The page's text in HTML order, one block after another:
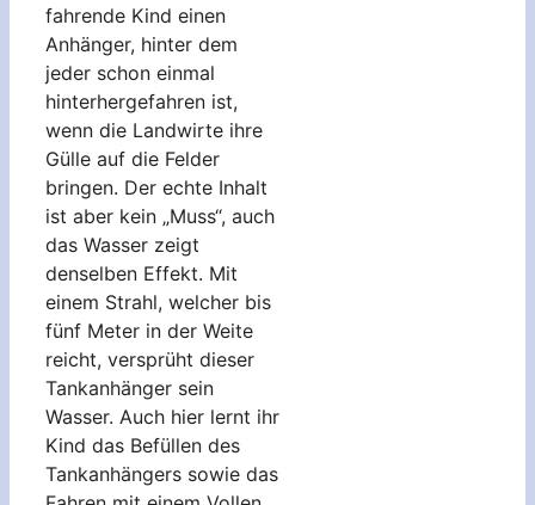
fahrende Kind einen
Anhänger, hinter dem
jeder schon einmal
hinterhergefahren ist,
wenn die Landwirte ihre
Gülle auf die Felder
bringen. Der echte Inhalt
ist aber kein „Muss“, auch
das Wasser zeigt
denselben Effekt. Mit
einem Strahl, welcher bis
fünf Meter in der Weite
reicht, versprüht dieser
Tankanhänger sein
Wasser. Auch hier lernt ihr
Kind das Befüllen des
Tankanhängers sowie das